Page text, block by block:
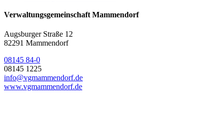
Verwaltungsgemeinschaft Mammendorf
Augsburger Straße 12
82291 Mammendorf
08145 84-0
08145 1225
info@vgmammendorf.de
www.vgmammendorf.de